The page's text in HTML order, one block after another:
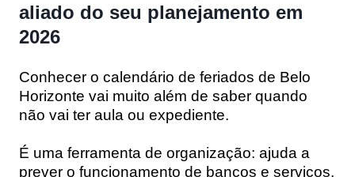
aliado do seu planejamento em
2026
Conhecer o calendário de feriados de Belo
Horizonte vai muito além de saber quando
não vai ter aula ou expediente.
É uma ferramenta de organização: ajuda a
prever o funcionamento de bancos e serviços,